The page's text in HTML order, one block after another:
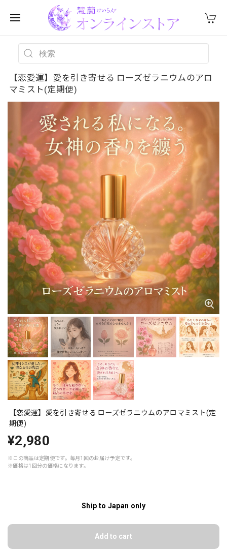
【恋愛運】愛を引き寄せる ローズゼラニウムのアロ
マミスト(定期便)
【恋愛運】愛を引き寄せる ローズゼラニウムのアロマミスト(定
期便)
¥2,980
※この商品は定期便です。毎月1回のお届け予定です。
※価格は1回分の価格になります。
Ship to Japan only
Add to cart